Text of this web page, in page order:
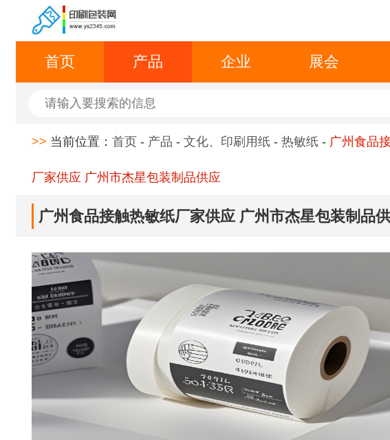
首页 产品 企业 展会
>> 当前位置： 首页 - 产品 - 文化、印刷用纸 - 热敏纸 - 广州食品
厂家供应 广州市杰星包装制品供应
广州食品接触热敏纸厂家供应 广州市杰星包装制品